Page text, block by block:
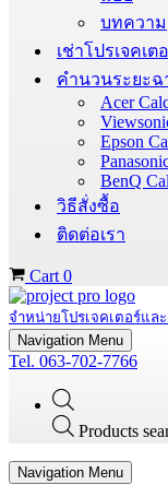
บทความ
เช่าโปรเจคเต
คำนวนระยะฉ
Acer
Epson
BenQ
วิธีสั่งซื้อ
ติดต่อเรา
Cart 0
จำหน่ายโปรเจคเตอร์แล
Navigation Menu
Tel. 063-702-7766
Products
Navigation Menu